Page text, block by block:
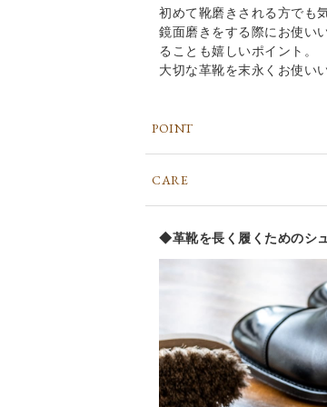
初めて靴磨きされる方でも
鏡面磨きをする際にお使い
ることも嬉しいポイント。
大切な革靴を末永くお使い
POINT
CARE
◆革靴を長く履くためのシ